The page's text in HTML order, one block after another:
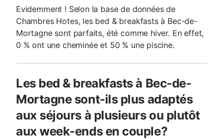
Evidemment ! Selon la base de données de
Chambres Hotes, les bed & breakfasts à Bec-de-
Mortagne sont parfaits, été comme hiver. En effet,
0 % ont une cheminée et 50 % une piscine.
Les bed & breakfasts à Bec-de-
Mortagne sont-ils plus adaptés
aux séjours à plusieurs ou plutôt
aux week-ends en couple?